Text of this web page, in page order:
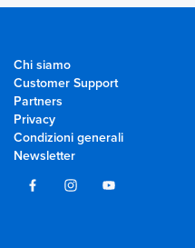
Chi siamo
Customer Support
Partners
Privacy
Condizioni generali
Newsletter